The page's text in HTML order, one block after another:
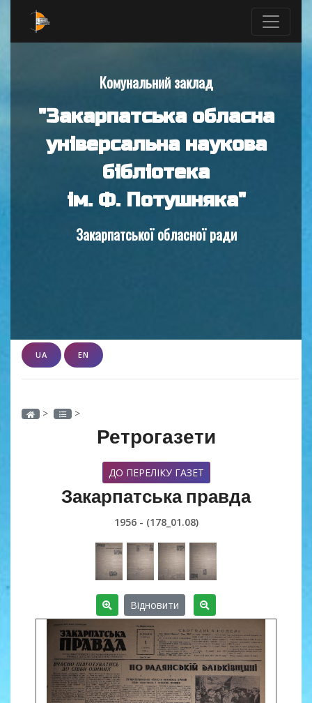
Комунальний заклад
"Закарпатська обласна
універсальна наукова
бібліотека
ім. Ф. Потушняка"
Закарпатської обласної ради
UA EN
> >
Ретрогазети
ДО ПЕРЕЛІКУ ГАЗЕТ
Закарпатська правда
1956 - (178_01.08)
Відновити